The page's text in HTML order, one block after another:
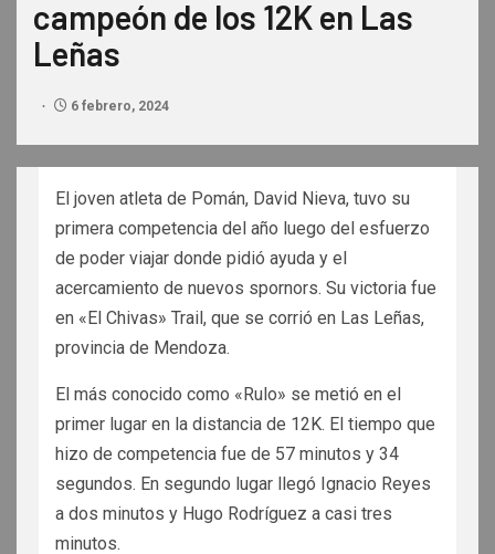
campeón de los 12K en Las
Leñas
6 febrero, 2024
El joven atleta de Pomán, David Nieva, tuvo su
primera competencia del año luego del esfuerzo
de poder viajar donde pidió ayuda y el
acercamiento de nuevos spornors. Su victoria fue
en «El Chivas» Trail, que se corrió en Las Leñas,
provincia de Mendoza.
El más conocido como «Rulo» se metió en el
primer lugar en la distancia de 12K. El tiempo que
hizo de competencia fue de 57 minutos y 34
segundos. En segundo lugar llegó Ignacio Reyes
a dos minutos y Hugo Rodríguez a casi tres
minutos.